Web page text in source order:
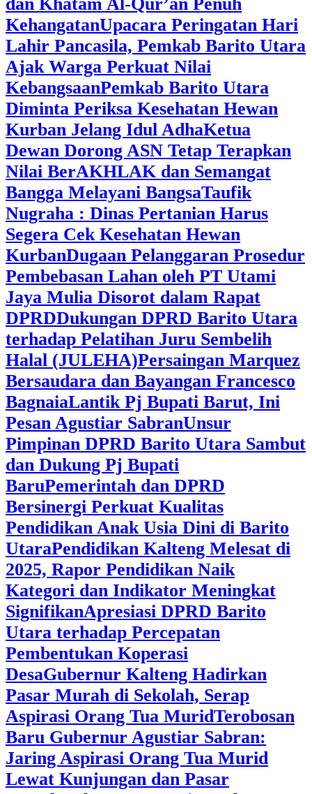
KehangatanUpacara Peringatan Hari
Lahir Pancasila, Pemkab Barito Utara
Ajak Warga Perkuat Nilai
KebangsaanPemkab Barito Utara
Diminta Periksa Kesehatan Hewan
Kurban Jelang Idul AdhaKetua
Dewan Dorong ASN Tetap Terapkan
Nilai BerAKHLAK dan Semangat
Bangga Melayani BangsaTaufik
Nugraha : Dinas Pertanian Harus
Segera Cek Kesehatan Hewan
KurbanDugaan Pelanggaran Prosedur
Pembebasan Lahan oleh PT Utami
Jaya Mulia Disorot dalam Rapat
DPRDDukungan DPRD Barito Utara
terhadap Pelatihan Juru Sembelih
Halal (JULEHA)Persaingan Marquez
Bersaudara dan Bayangan Francesco
BagnaiaLantik Pj Bupati Barut, Ini
Pesan Agustiar SabranUnsur
Pimpinan DPRD Barito Utara Sambut
dan Dukung Pj Bupati
BaruPemerintah dan DPRD
Bersinergi Perkuat Kualitas
Pendidikan Anak Usia Dini di Barito
Utara‎Pendidikan Kalteng Melesat di
2025, Rapor Pendidikan Naik
Kategori dan Indikator Meningkat
SignifikanApresiasi DPRD Barito
Utara terhadap Percepatan
Pembentukan Koperasi
Desa‎Gubernur Kalteng Hadirkan
Pasar Murah di Sekolah, Serap
Aspirasi Orang Tua Murid‎Terobosan
Baru Gubernur Agustiar Sabran:
Jaring Aspirasi Orang Tua Murid
Lewat Kunjungan dan Pasar